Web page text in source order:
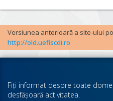
Versiunea anterioară a site-ului
http://old.uefiscdi.ro
Fiţi informat despre toate
desfăşoară activitatea.